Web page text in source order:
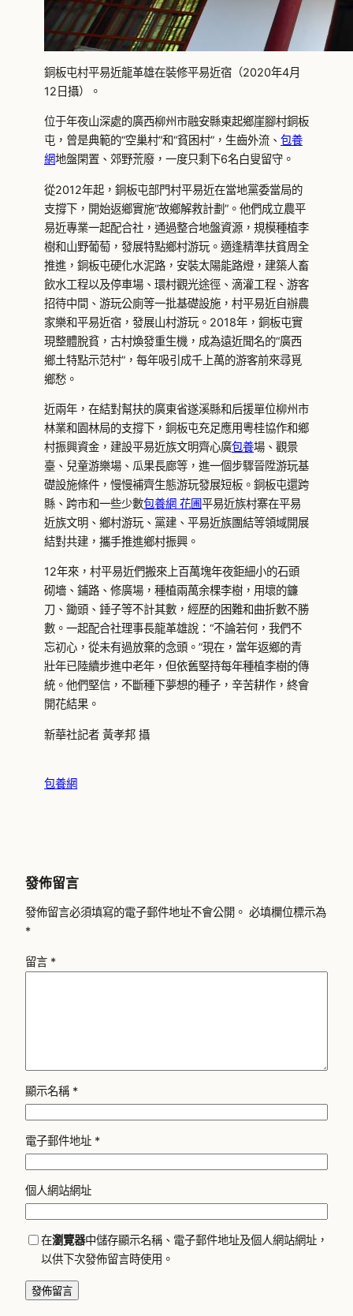
銅板屯村平易近龍革雄在裝修平易近宿（2020年4月
12日攝）。
位于年夜山深處的廣西柳州市融安縣東起鄉崖腳村銅板
屯，曾是典範的“空巢村”和“貧困村”，生齒外流、 包養
網地盤閑置、郊野荒廢，一度只剩下6名白叟留守。
從2012年起，銅板屯部門村平易近在當地黨委當局的
支撐下，開始返鄉實施“故鄉解救計劃”。他們成立農平
易近專業一起配合社，通過整合地盤資源，規模種植李
樹和山野葡萄，發展特點鄉村游玩。適逢精準扶貧周全
推進，銅板屯硬化水泥路，安裝太陽能路燈，建築人畜
飲水工程以及停車場、環村觀光途徑、滴灌工程、游客
招待中間、游玩公廁等一批基礎設施，村平易近自辦農
家樂和平易近宿，發展山村游玩。2018年，銅板屯實
現整體脫貧，古村煥發重生機，成為遠近聞名的“廣西
鄉土特點示范村”，每年吸引成千上萬的游客前來尋覓
鄉愁。
近兩年，在結對幫扶的廣東省遂溪縣和后援單位柳州市
林業和園林局的支撐下，銅板屯充足應用粵桂協作和鄉
村振興資金，建設平易近族文明齊心廣包養場、觀景
臺、兒童游樂場、瓜果長廊等，進一個步驟晉陞游玩基
礎設施條件，慢慢補齊生態游玩發展短板。銅板屯還跨
縣、跨市和一些少數包養網 花圃平易近族村寨在平易
近族文明、鄉村游玩、黨建、平易近族團結等領域開展
結對共建，攜手推進鄉村振興。
12年來，村平易近們搬來上百萬塊年夜鉅細小的石頭
砌墻、鋪路、修廣場，種植兩萬余棵李樹，用壞的鐮
刀、鋤頭、錘子等不計其數，經歷的困難和曲折數不勝
數。一起配合社理事長龍革雄說：“不論若何，我們不
忘初心，從未有過放棄的念頭。”現在，當年返鄉的青
壯年已陸續步進中老年，但依舊堅持每年種植李樹的傳
統。他們堅信，不斷種下夢想的種子，辛苦耕作，終會
開花結果。
新華社記者 黃孝邦 攝
包養網
發佈留言
發佈留言必須填寫的電子郵件地址不會公開。 必填欄位標示為
*
留言 *
顯示名稱 *
電子郵件地址 *
個人網站網址
在瀏覽器中儲存顯示名稱、電子郵件地址及個人網站網址，
以供下次發佈留言時使用。